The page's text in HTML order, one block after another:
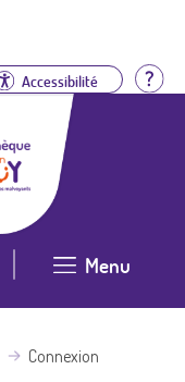
Accessibilité
Menu
Connexion